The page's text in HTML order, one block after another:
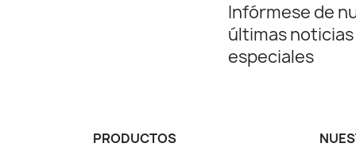
Infórmese de
últimas
especiales
PRODUCTOS